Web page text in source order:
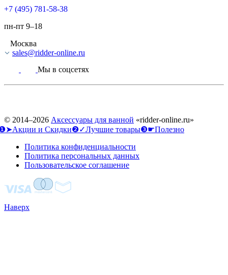
+7 (495) 781-58-38
пн-пт 9–18
Москва
sales@ridder-online.ru
Мы в соцсетях
© 2014–2026 Аксессуары для ванной «ridder-online.ru»
и Скидки❷✓Лучшие товары❸☛Полезно
Политика конфиденциальности
Политика персональных данных
Пользовательское соглашение
Наверх